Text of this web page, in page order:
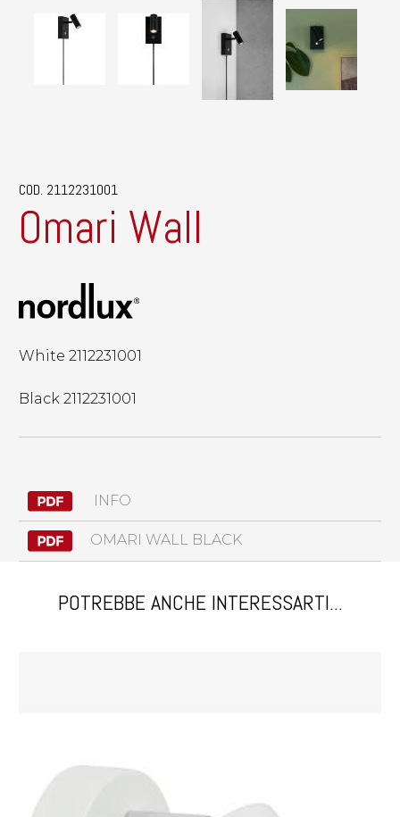
COD. 2112231001
Omari Wall
White 2112231001
Black 2112231001
INFO
OMARI WALL BLACK
POTREBBE ANCHE INTERESSARTI...